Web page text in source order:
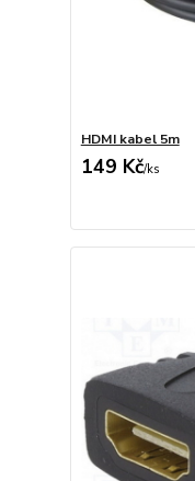
HDMI kabel 5m
149 Kč/ks